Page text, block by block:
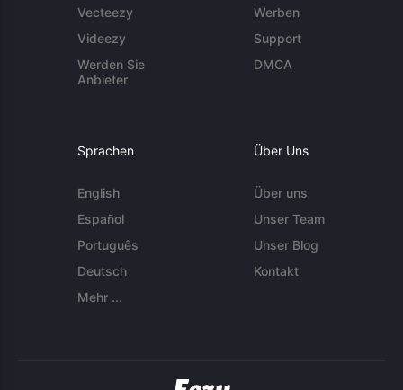
Vecteezy
Videezy
Werden Sie
Anbieter
Werben
Support
DMCA
Sprachen
English
Español
Português
Deutsch
Mehr ...
Über Uns
Über uns
Unser Team
Unser Blog
Kontakt